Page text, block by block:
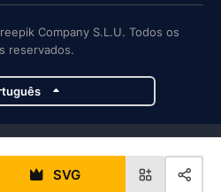
SVG
Company S.L.U. Todos os
reservados.